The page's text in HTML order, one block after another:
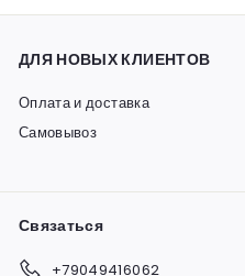
ДЛЯ НОВЫХ КЛИЕНТОВ
Оплата и доставка
Самовывоз
Связаться
+79049416062